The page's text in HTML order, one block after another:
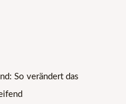
So verändert das